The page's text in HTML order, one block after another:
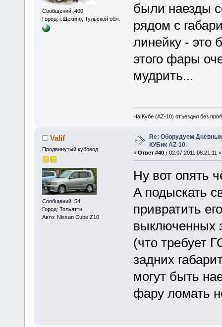
Сообщений: 400
Город: г.Щёкино, Тульской обл.
были наезды
рядом с
линейку - это
этого фары
мудрить...
На Кубе (AZ-10) отъездил без
Valif
Продвинутый кубовод
Сообщений: 54
Город: Тольятти
Авто: Nissan Cube Z10
Re: Оборудуем
КУБик AZ-10.
« Ответ #40 : 02.07.2011 08:21:11 »
Ну вот опять
А подыскать
привратить
выключенных
(что требует
задних
могут быть
фару ломать